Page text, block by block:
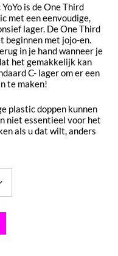
is de One Third
met een eenvoudige,
lager. De One Third
beginnen met jojo-en.
in je hand wanneer je
het gemakkelijk kan
C- lager om er een
te maken!
plastic doppen kunnen
niet essentieel voor het
als u dat wilt, anders